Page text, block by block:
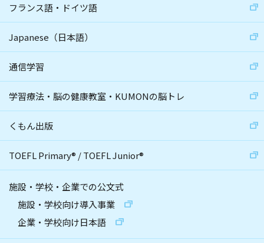
フランス語・ドイツ語
Japanese（日本語）
通信学習
学習療法・脳の健康教室・KUMONの脳トレ
くもん出版
TOEFL Primary® /TOEFL Junior®
施設・学校・企業での公文式
施設・学校向け導入事業
企業・学校向け日本語